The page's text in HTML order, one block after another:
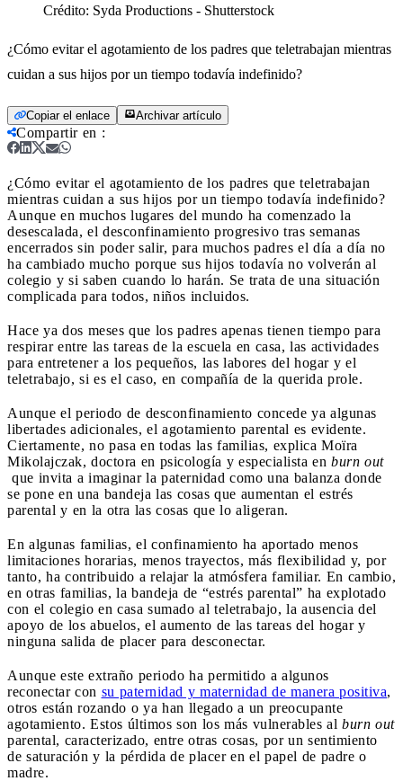
Crédito: Syda Productions - Shutterstock
¿Cómo evitar el agotamiento de los padres que teletrabajan mientras
cuidan a sus hijos por un tiempo todavía indefinido?
Copiar el enlace Archivar artículo
Compartir en :
¿Cómo evitar el agotamiento de los padres que teletrabajan
mientras cuidan a sus hijos por un tiempo todavía indefinido?
Aunque en muchos lugares del mundo ha comenzado la
desescalada, el desconfinamiento progresivo tras semanas
encerrados sin poder salir, para muchos padres el día a día no
ha cambiado mucho porque sus hijos todavía no volverán al
colegio y si saben cuando lo harán. Se trata de una situación
complicada para todos, niños incluidos.
Hace ya dos meses que los padres apenas tienen tiempo para
respirar entre las tareas de la escuela en casa, las actividades
para entretener a los pequeños, las labores del hogar y el
teletrabajo, si es el caso, en compañía de la querida prole.
Aunque el periodo de desconfinamiento concede ya algunas
libertades adicionales, el agotamiento parental es evidente.
Ciertamente, no pasa en todas las familias, explica Moïra
Mikolajczak, doctora en psicología y especialista en burn out
que invita a imaginar la paternidad como una balanza donde
se pone en una bandeja las cosas que aumentan el estrés
parental y en la otra las cosas que lo aligeran.
En algunas familias, el confinamiento ha aportado menos
limitaciones horarias, menos trayectos, más flexibilidad y, por
tanto, ha contribuido a relajar la atmósfera familiar. En cambio,
en otras familias, la bandeja de “estrés parental” ha explotado
con el colegio en casa sumado al teletrabajo, la ausencia del
apoyo de los abuelos, el aumento de las tareas del hogar y
ninguna salida de placer para desconectar.
Aunque este extraño periodo ha permitido a algunos
reconectar con su paternidad y maternidad de manera positiva,
otros están rozando o ya han llegado a un preocupante
agotamiento. Estos últimos son los más vulnerables al burn out
parental, caracterizado, entre otras cosas, por un sentimiento
de saturación y la pérdida de placer en el papel de padre o
madre.